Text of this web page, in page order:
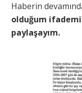
Haberin
olduğum
paylaşayım.